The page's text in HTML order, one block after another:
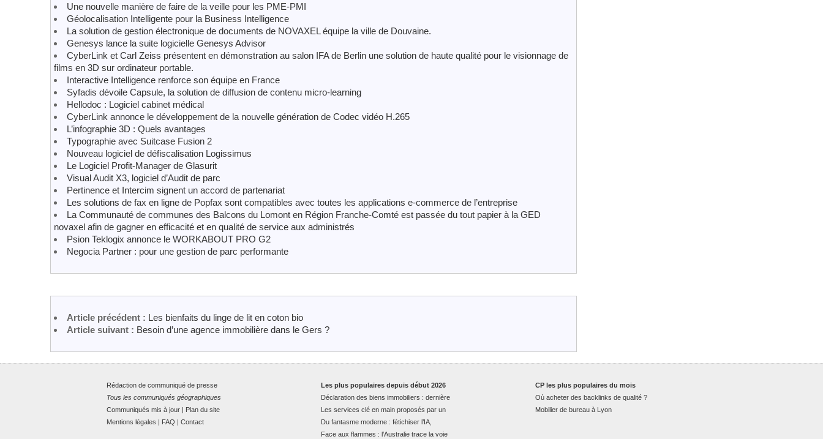
Une nouvelle manière de faire de la veille pour les PME-PMI
Géolocalisation Intelligente pour la Business Intelligence
La solution de gestion électronique de documents de NOVAXEL équipe la ville de Douvaine.
Genesys lance la suite logicielle Genesys Advisor
CyberLink et Carl Zeiss présentent en démonstration au salon IFA de Berlin une solution de haute qualité pour le visionnage de
films en 3D sur ordinateur portable.
Interactive Intelligence renforce son équipe en France
Syfadis dévoile Capsule, la solution de diffusion de contenu micro-learning
Hellodoc : Logiciel cabinet médical
CyberLink annonce le développement de la nouvelle génération de Codec vidéo H.265
L’infographie 3D : Quels avantages
Typographie avec Suitcase Fusion 2
Nouveau logiciel de défiscalisation Logissimus
Le Logiciel Profit-Manager de Glasurit
Visual Audit X3, logiciel d’Audit de parc
Pertinence et Intercim signent un accord de partenariat
Les solutions de fax en ligne de Popfax sont compatibles avec toutes les applications e-commerce de l’entreprise
La Communauté de communes des Balcons du Lomont en Région Franche-Comté est passée du tout papier à la GED
novaxel afin de gagner en efficacité et en qualité de service aux administrés
Psion Teklogix annonce le WORKABOUT PRO G2
Negocia Partner : pour une gestion de parc performante
Article précédent : Les bienfaits du linge de lit en coton bio
Article suivant : Besoin d’une agence immobilière dans le Gers ?
Rédaction de communiqué de presse
Tous les communiqués géographiques
Communiqués mis à jour | Plan du site
Mentions légales | FAQ | Contact
CP les plus populaires du mois
Où acheter des backlinks de qualité ?
Mobilier de bureau à Lyon
Les plus populaires depuis début 2026
Déclaration des biens immobiliers : dernière
Les services clé en main proposés par un
Du fantasme moderne : fétichiser l’IA,
Face aux flammes : l’Australie trace la voie